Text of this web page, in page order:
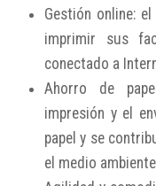
Gestión online:
imprimir sus
conectado a
Ahorro de
impresión y el
papel y se
el medio